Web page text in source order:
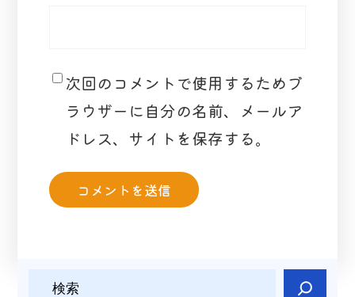
次回のコメントで使用するためブ
ラウザーに自分の名前、メールア
ドレス、サイトを保存する。